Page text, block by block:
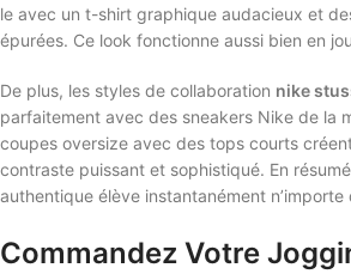
le avec un t-shirt graphique audacieux et
épurées. Ce look fonctionne aussi bien en
De plus, les styles de collaboration nike
parfaitement avec des sneakers Nike de la
coupes oversize avec des tops courts
contraste puissant et sophistiqué. En
authentique élève instantanément n’importe
Commandez Votre